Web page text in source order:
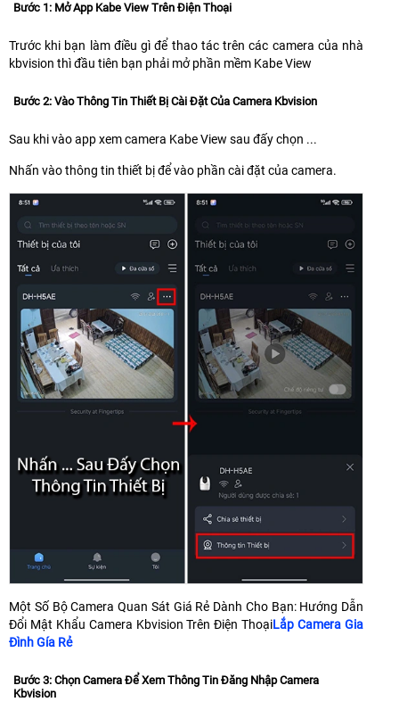
Bước 1: Mở App Kabe View Trên Điện Thoại
Trước khi bạn làm điều gì để thao tác trên các camera của nhà
kbvision thì đầu tiên bạn phải mở phần mềm Kabe View
Bước 2: Vào Thông Tin Thiết Bị Cài Đặt Của Camera Kbvision
Sau khi vào app xem camera Kabe View sau đấy chọn ...
Nhấn vào thông tin thiết bị để vào phần cài đặt của camera.
Một Số Bộ Camera Quan Sát Giá Rẻ Dành Cho Bạn: Hướng Dẫn
Đổi Mật Khẩu Camera Kbvision Trên Điện ThoạiLắp Camera Gia
Đình Gía Rẻ
Bước 3: Chọn Camera Để Xem Thông Tin Đăng Nhập Camera
Kbvision